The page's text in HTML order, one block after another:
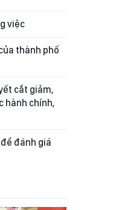
việc
thành phố
cắt giảm,
hành chính,
để đánh giá